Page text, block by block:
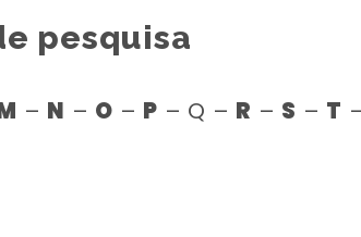
pesquisa
– N – O – P – Q – R – S – T